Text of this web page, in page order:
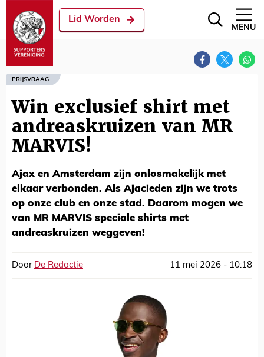
Lid Worden
MENU
PRIJSVRAAG
Win exclusief shirt met
andreaskruizen van MR
MARVIS!
Ajax en Amsterdam zijn onlosmakelijk met
elkaar verbonden. Als Ajacieden zijn we trots
op onze club en onze stad. Daarom mogen we
van MR MARVIS speciale shirts met
andreaskruizen weggeven!
Door De Redactie 11 mei 2026 - 10:18